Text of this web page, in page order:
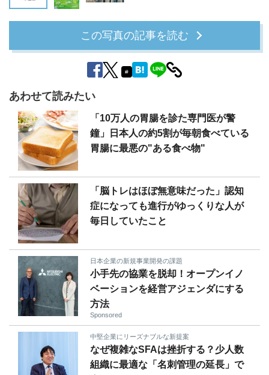
この写真の記事を読む
#
あわせて読みたい
「10万人の胃腸を診た専門医が警
鐘」日本人の約5割が毎朝食べている
胃腸に最悪の"ある食べ物"
「脳トレはほぼ無意味だった」認知
症になっても進行がゆっくりな人が
毎日していたこと
日本企業の新規事業開発の課題
小手先の協業を脱却！オープンイノ
ベーションを経営アジェンダにする
方法
Sponsored
中堅企業にリーズナブルな新提案
なぜ複雑なSFAは挫折する？少人数
組織に最適な「名刺管理の延長」で